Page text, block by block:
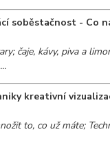
soběstačnost - Co
čaje, kávy, piva a
kreativní
to, co už máte;